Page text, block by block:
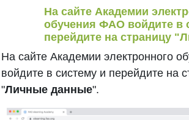
На сайте Академии
обучения ФАО войдите в
перейдите на страницу
На сайте Академии электронного
войдите в систему и перейдите на
"Личные данные".